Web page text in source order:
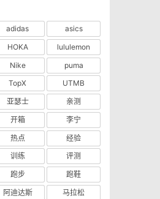
adidas
asics
HOKA
lululemon
Nike
puma
TopX
UTMB
亚瑟士
亲测
开箱
李宁
热点
经验
训练
评测
跑步
跑鞋
阿迪达斯 马拉松